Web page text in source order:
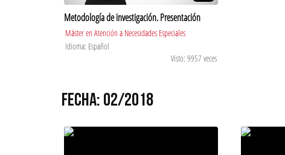
Metodología de investigación. Presentación
Máster en Atención a Necesidades Especiales
Idioma: Español
Visto: 9957 veces
FECHA: 02/2018